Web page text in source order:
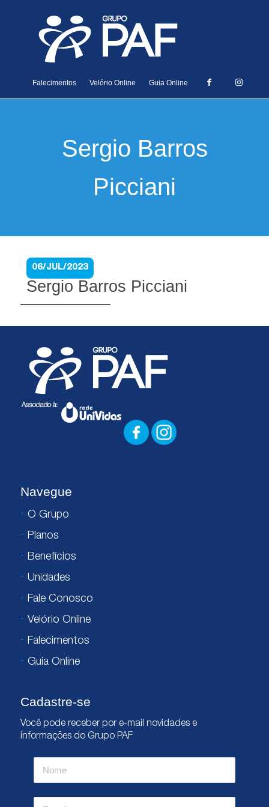
Falecimentos Velório Online Guia Online
Sergio Barros
Picciani
06/JUL/2023
Sergio Barros Picciani
Navegue
O Grupo
Planos
Benefícios
Unidades
Fale Conosco
Velório Online
Falecimentos
Guia Online
Cadastre-se
Você pode receber por e-mail novidades e
informações do Grupo PAF